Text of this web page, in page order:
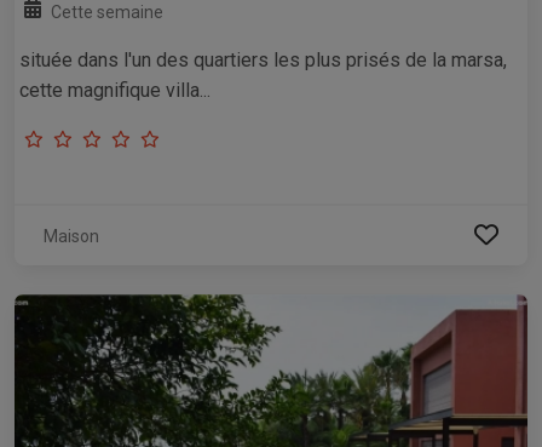
Cette semaine
située dans l'un des quartiers les plus prisés de la marsa,
cette magnifique villa...
Maison